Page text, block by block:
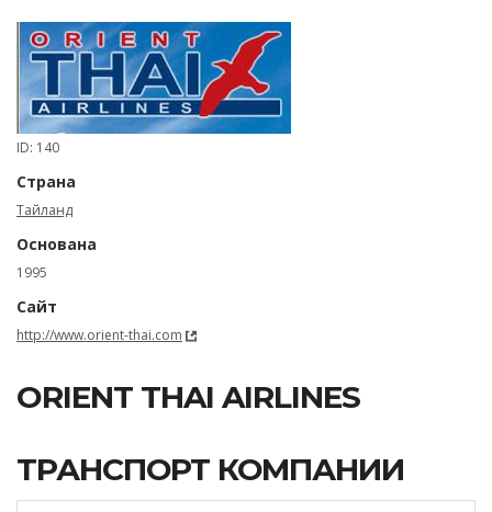
ID: 140
Страна
Тайланд
Основана
1995
Сайт
http://www.orient-thai.com
ORIENT THAI AIRLINES
ТРАНСПОРТ КОМПАНИИ